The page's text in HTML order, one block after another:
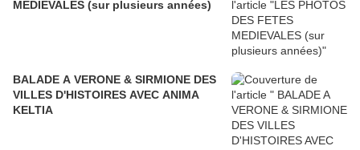
MEDIEVALES (sur plusieurs années)
BALADE A VERONE & SIRMIONE DES
VILLES D'HISTOIRES AVEC ANIMA
KELTIA